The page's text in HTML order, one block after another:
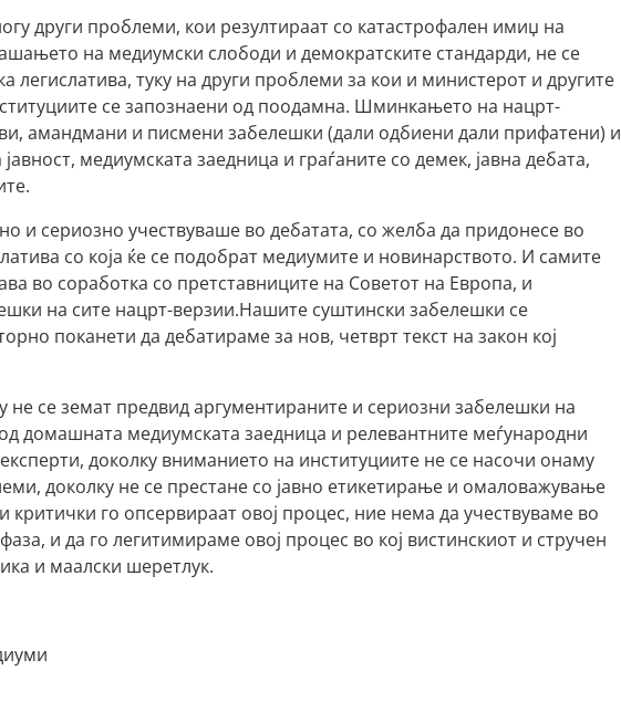
други проблеми, кои резултираат со катастрофален имиџ на
на медиумски слободи и демократските стандарди, не се
легислатива, туку на други проблеми за кои и министерот и другите
се запознаени од поодамна. Шминкањето на нацрт-
амандмани и писмени забелешки (дали одбиени дали прифатени) и
медиумската заедница и граѓаните со демек, јавна дебата,
и сериозно учествуваше во дебатата, со желба да придонесе во
со која ќе се подобрат медиумите и новинарството. И самите
во соработка со претставниците на Советот на Европа, и
на сите нацрт-верзии.Нашите суштински забелешки се
поканети да дебатираме за нов, четврт текст на закон кој
не се земат предвид аргументираните и сериозни забелешки на
домашната медиумската заедница и релевантните меѓународни
доколку вниманието на институциите не се насочи онаму
доколку не се престане со јавно етикетирање и омаловажување
критички го опсервираат овој процес, ние нема да учествуваме во
и да го легитимираме овој процес во кој вистинскиот и стручен
и маалски шеретлук.
2013